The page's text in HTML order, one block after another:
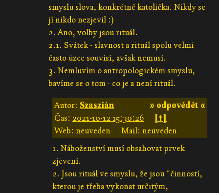
smyslu slova, konkrétně katolička. Nikdy se
jí nikdo nezjevil :)
2. Ano, volby jsou rituál.
2.1. Svátek - slavnost a rituál spolu velmi
často úzce souvisí, avšak nemusí.
3. Nemluvím o antropologickém smyslu,
bavíme se o tom - co je a není rituál.
» odpovědět «
Autor: Szaszián
Čas: 2021-10-12 15:30:26
[↑]
Web: neuveden
Mail: neuveden
1. Náboženství musí obsahovat prvek
zjevení.
2. Jsou rituál ve smyslu, že jsou "činností,
kterou je třeba vykonat určitým,